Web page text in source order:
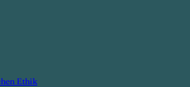
Ethik